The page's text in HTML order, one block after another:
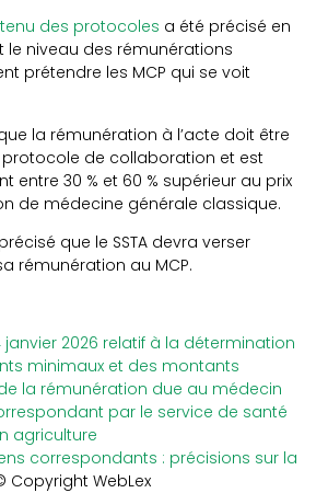
des protocoles a été précisé en
le niveau des rémunérations
prétendre les MCP qui se voit
la rémunération à l’acte doit être
de collaboration et est
entre 30 % et 60 % supérieur au prix
de médecine générale classique.
que le SSTA devra verser
rémunération au MCP.
janvier 2026 relatif à la détermination
minimaux et des montants
la rémunération due au médecin
par le service de santé
agriculture
correspondants : précisions sur la
Copyright WebLex